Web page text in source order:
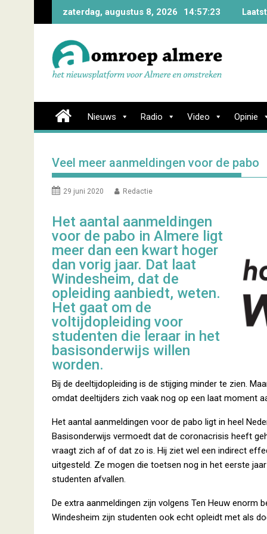
zaterdag, augustus 8, 2026 14:57:24
Nieuws Radio Video Opinie
Veel meer aanmeldingen voor de pabo
29 juni 2020 Redactie
Het aantal aanmeldingen
voor de pabo in Almere ligt
meer dan een kwart hoger
dan vorig jaar. Dat laat
Windesheim, dat de
opleiding aanbiedt, weten.
Het gaat om de
voltijdopleiding voor
studenten die leraar in het
basisonderwijs willen
worden.
Bij de deeltijdopleiding is de stijging minder te zien.
omdat deeltijders zich vaak nog op een laat moment
Het aantal aanmeldingen voor de pabo ligt in heel
Basisonderwijs vermoedt dat de coronacrisis heeft
vraagt zich af of dat zo is. Hij ziet wel een indirect
uitgesteld. Ze mogen die toetsen nog in het eerste
studenten afvallen.
De extra aanmeldingen zijn volgens Ten Heuw enorm
Windesheim zijn studenten ook echt opleidt met als